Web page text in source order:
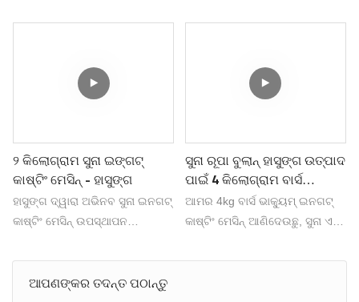
ଆପଣଙ୍କର ତଦନ୍ତ ପଠାନ୍ତୁ
୨ କିଲୋଗ୍ରାମ ସୁନା ଇଙ୍ଗଟ୍
କାଷ୍ଟିଂ ମେସିନ୍ - ହାସୁଙ୍ଗ
ହାସୁଙ୍ଗ ଦ୍ୱାରା ଅଭିନବ ସୁନା ଇନଗଟ୍
କାଷ୍ଟିଂ ମେସିନ୍ ଉପସ୍ଥାପନ
ବିଦାୟ ଦିଅ ଏବଂ ସୁନା କାଷ୍ଟିଂରେ
ଦକ୍ଷତା ଏବଂ ସଠିକତାକୁ ନମସ୍କାର
ସୁନା ରୂପା ବୁଲାନ୍ ହାସୁଙ୍ଗ ଉତ୍ପାଦ
ପାଇଁ 4 କିଲୋଗ୍ରାମ ବାର୍ସ
ଭାକ୍ୟୁମ୍ ଇନଗଟ୍ କାଷ୍ଟିଂ ମେସିନ୍
ଆମର 4kg ବାର୍ସ ଭାକ୍ୟୁମ୍ ଇନଗଟ୍
କାଷ୍ଟିଂ ମେସିନ୍ ଆଣିଦେଉଛୁ, ସୁନା ଏବଂ
ହାସୁଙ୍ଗ ଉତ୍ପାଦ ସହିତ ଉଚ୍ଚ-